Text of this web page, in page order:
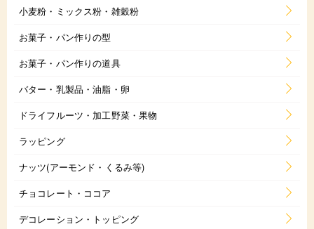
小麦粉・ミックス粉・雑穀粉
お菓子・パン作りの型
お菓子・パン作りの道具
バター・乳製品・油脂・卵
ドライフルーツ・加工野菜・果物
ラッピング
ナッツ(アーモンド・くるみ等)
チョコレート・ココア
デコレーション・トッピング